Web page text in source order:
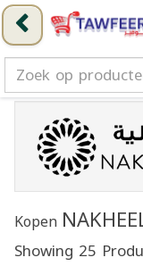
Kopen
Showing 25